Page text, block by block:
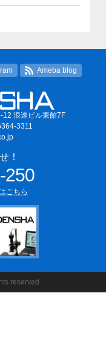
Ameba blog
12 浪速ビル東館7F
3311
！
250
こちら
reserved.